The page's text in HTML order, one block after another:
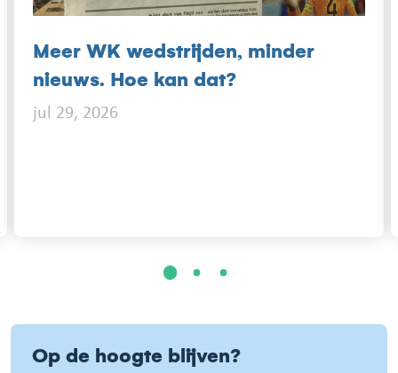
Meer WK wedstrijden, minder
nieuws. Hoe kan dat?
jul 29, 2026
1 2 3
Op de hoogte blijven?